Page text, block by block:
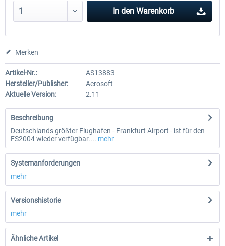
In den Warenkorb
Merken
Artikel-Nr.:
AS13883
Hersteller/Publisher:
Aerosoft
Aktuelle Version:
2.11
Beschreibung
Deutschlands größter Flughafen - Frankfurt Airport - ist für den
FS2004 wieder verfügbar.... mehr
Systemanforderungen
mehr
Versionshistorie
mehr
Ähnliche Artikel